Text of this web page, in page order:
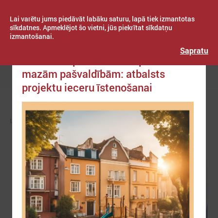
Lai varētu jums piedāvāt labāku saturu, lapā tiek izmantotas
sīkdatnes. Apmeklējot šo vietni, jūs piekrītat sīkdatņu
izmantošanai.
Sapratu
Izvēlne
ZIŅAS
Jaunā Eiropas Bauhaus īpašā balva
mazām pašvaldībām: atbalsts
projektu ieceru īstenošanai